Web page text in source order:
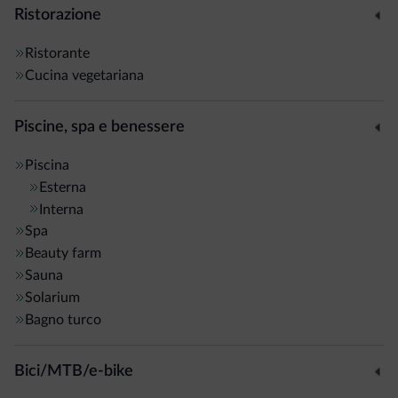
Ristorazione
Ristorante
Cucina vegetariana
Piscine, spa e benessere
Piscina
Esterna
Interna
Spa
Beauty farm
Sauna
Solarium
Bagno turco
Bici/MTB/e-bike